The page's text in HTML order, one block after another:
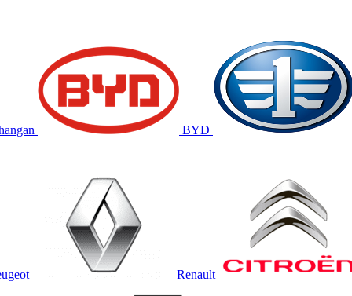
BYD
Renault